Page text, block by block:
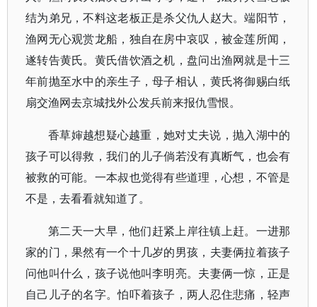
结为弟兄，不料这老板正是杀父仇人赵大。端阳节，
渔网无心观赏龙船，独自在房中哀叹，被金莲所闻，
遂转告黄氏。黄氏借饮酒之机，盘问出渔网就是十三
年前抛至水中的亲生子，母子相认，黄氏将御赐白纸
扇交渔网去京城找外公发兵前来报仇雪恨。
香草婶越想疑心越重，她对丈夫说，抛入湖中的
孩子可以得救，我们的儿子倘若没有真断气，也会有
被救的可能。一本叔也觉得有些道理，心想，不管是
不是，去看看就知道了。
第二天一大早，他们赶紧上岸往镇上赶。一进那
家的门，果然有一个十几岁的男孩，夫妻俩拉着孩子
问他叫什么，孩子说他叫李明亮。夫妻俩一惊，正是
自己儿子的名字。怕吓着孩子，两人忍住悲痛，轻声